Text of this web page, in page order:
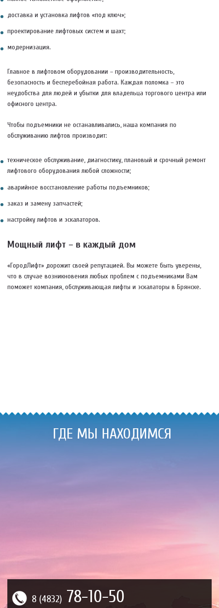
доставка и установка лифтов «под ключ»;
проектирование лифтовых систем и шахт;
модернизация.
Главное в лифтовом оборудовании – производительность,
безопасность и бесперебойная работа. Каждая поломка – это
неудобства для людей и убытки для владельца торгового центра или
офисного центра.
Чтобы подъемники не останавливались, наша компания по
обслуживанию лифтов производит:
техническое обслуживание, диагностику, плановый и срочный ремонт
лифтового оборудования любой сложности;
аварийное восстановление работы подъемников;
заказ и замену запчастей;
настройку лифтов и эскалаторов.
Мощный лифт – в каждый дом
«ГородЛифт» дорожит своей репутацией. Вы можете быть уверены,
что в случае возникновения любых проблем с подъемниками Вам
поможет компания, обслуживающая лифты и эскалаторы в Брянске.
ГДЕ МЫ НАХОДИМСЯ
8 (4832) 78-10-50